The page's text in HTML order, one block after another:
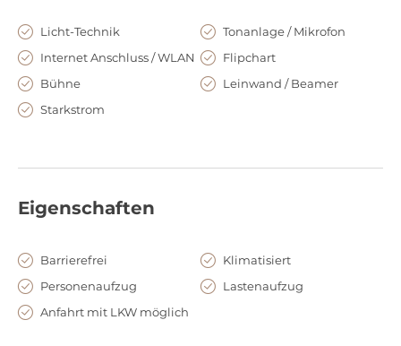
angemietet werden.
Licht-Technik
Tonanlage / Mikrofon
Internet Anschluss / WLAN
Flipchart
Bühne
Leinwand / Beamer
Starkstrom
Eigenschaften
Barrierefrei
Klimatisiert
Personenaufzug
Lastenaufzug
Anfahrt mit LKW möglich